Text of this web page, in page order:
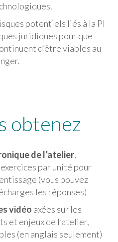
potentiels liés à la PI
juridiques pour que
d’être viables au
obtenez
de l’atelier,
par unité pour
(vous pouvez
les réponses)
vidéo axées sur les
et enjeux de l’atelier,
(en anglais seulement)